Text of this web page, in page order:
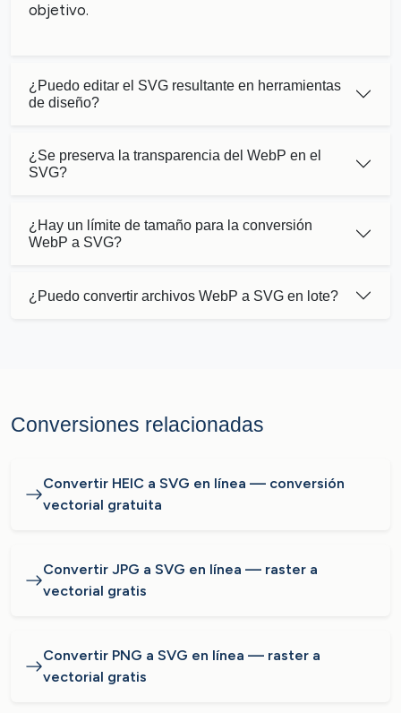
objetivo.
¿Puedo editar el SVG resultante en herramientas
de diseño?
¿Se preserva la transparencia del WebP en el
SVG?
¿Hay un límite de tamaño para la conversión
WebP a SVG?
¿Puedo convertir archivos WebP a SVG en lote?
Conversiones relacionadas
Convertir HEIC a SVG en línea — conversión
vectorial gratuita
Convertir JPG a SVG en línea — raster a
vectorial gratis
Convertir PNG a SVG en línea — raster a
vectorial gratis